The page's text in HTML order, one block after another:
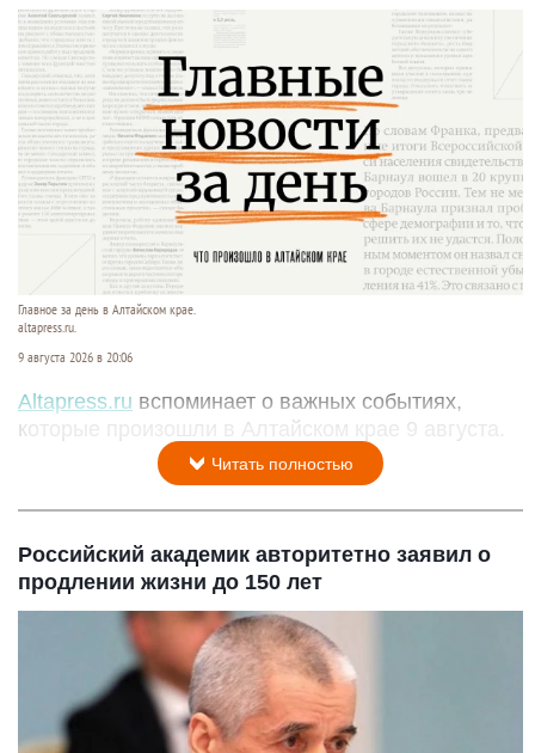
Главное за день в Алтайском крае.
altapress.ru.
9 августа 2026 в 20:06
Altapress.ru вспоминает о важных событиях,
которые произошли в Алтайском крае 9 августа.
Читать полностью
Российский академик авторитетно заявил о
продлении жизни до 150 лет